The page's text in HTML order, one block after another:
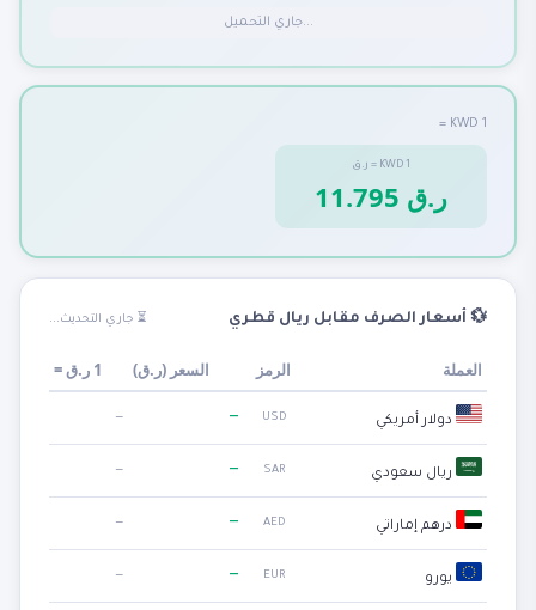
جاري التحميل...
1 KWD =
1
KWD
= ر.ق
11.795 ر.ق
💱 أسعار الصرف مقابل ريال قطري ⏳ جاري التحديث...
العملة الرمز السعر (ر.ق)
1 ر.ق=
دولار أمريكي USD
—
—
ريال سعودي SAR
—
—
درهم إماراتي AED
—
—
يورو EUR
—
—